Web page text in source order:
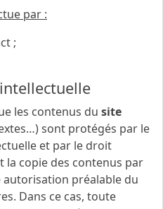
par :
;
les contenus du site
sont protégés par le
et par le droit
la copie des contenus par
préalable du
Dans ce cas, toute